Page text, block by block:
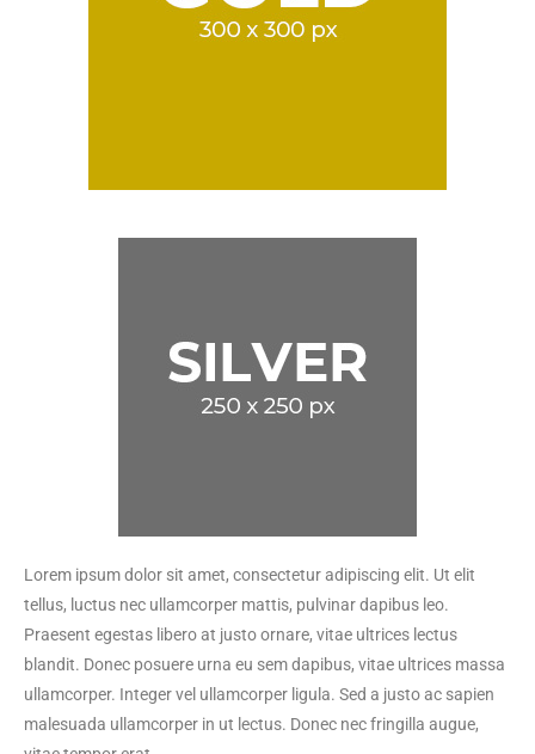
Lorem ipsum dolor sit amet, consectetur adipiscing elit. Ut elit
tellus, luctus nec ullamcorper mattis, pulvinar dapibus leo.
Praesent egestas libero at justo ornare, vitae ultrices lectus
blandit. Donec posuere urna eu sem dapibus, vitae ultrices massa
ullamcorper. Integer vel ullamcorper ligula. Sed a justo ac sapien
malesuada ullamcorper in ut lectus. Donec nec fringilla augue,